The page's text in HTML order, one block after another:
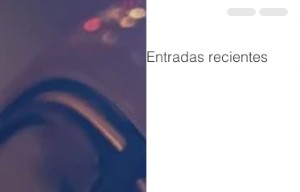
Entradas recientes